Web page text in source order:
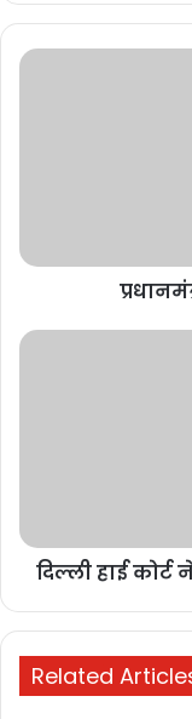
स्थिरता का है। उन्होंने
का उल्लेख किया, जब देश ने
विकास ठप्प हो गया था।
हो रहा है।’’ इसके
के लोगों की भूमिका का
अटल जी के इंसानियत,
बदलते हुए देख रहे हैं।”
उल्लेख करने के साथ
प्रशंसा की। उन्होंने कहा,
दिल्ली हाई
Related